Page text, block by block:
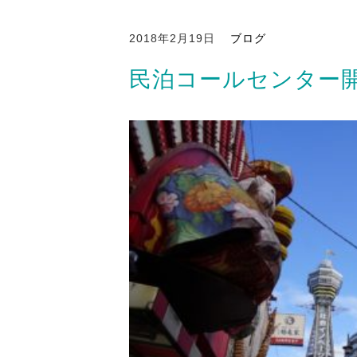
2018年2月19日 ブログ
民泊コールセンター